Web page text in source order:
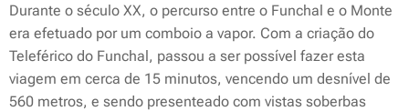
Durante o século XX, o percurso entre o Funchal e o Monte
era efetuado por um comboio a vapor. Com a criação do
Teleférico do Funchal, passou a ser possível fazer esta
viagem em cerca de 15 minutos, vencendo um desnível de
560 metros, e sendo presenteado com vistas soberbas